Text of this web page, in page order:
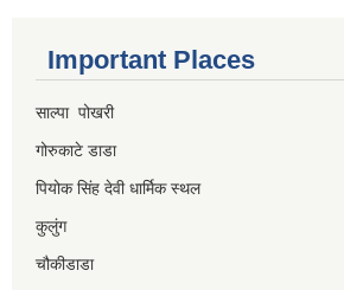
Important Places
साल्पा पोखरी
गोरुकाटे डाडा
पियोक सिंह देवी धार्मिक स्थल
कुलुंग
चौकीडाडा